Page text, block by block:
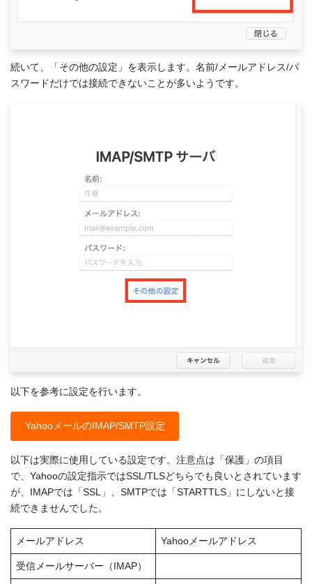
続いて、「その他の設定」を表示します。名前/メールアドレス/パ
スワードだけでは接続できないことが多いようです。
以下を参考に設定を行います。
YahooメールのIMAP/SMTP設定
以下は実際に使用している設定です。注意点は「保護」の項目
で、Yahooの設定指示ではSSL/TLSどちらでも良いとされています
が、IMAPでは「SSL」、SMTPでは「STARTTLS」にしないと接
続できませんでした。
メールアドレス Yahooメールアドレス
受信メールサーバー（IMAP）